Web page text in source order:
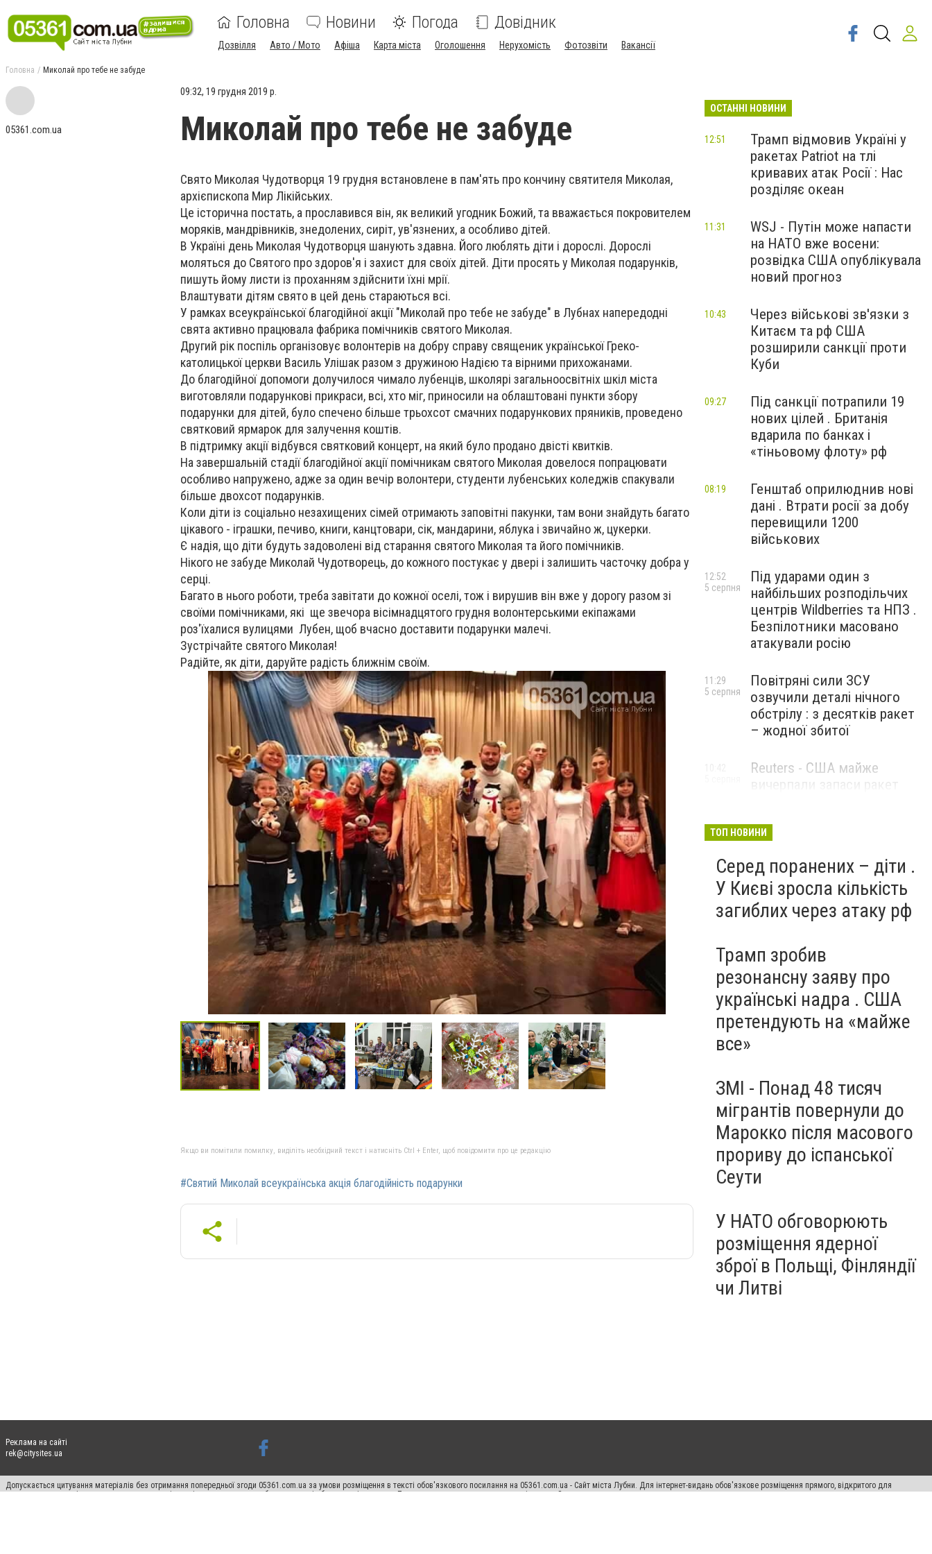
Головна Новини Погода Довідник
Дозвілля Авто / Мото Афіша Карта міста Оголошення Нерухомість Фотозвіти Вакансії
Головна Миколай про тебе не забуде
05361.com.ua
09:32, 19 грудня 2019 р.
Миколай про тебе не забуде
Свято Миколая Чудотворця 19 грудня встановлене в пам'ять про кончину святителя Миколая,
архієпископа Мир Лікійських.
Це історична постать, а прославився він, як великий угодник Божий, та вважається покровителем
моряків, мандрівників, знедолених, сиріт, ув'язнених, а особливо дітей.
В Україні день Миколая Чудотворця шанують здавна. Його люблять діти і дорослі. Дорослі
моляться до Святого про здоров'я і захист для своїх дітей. Діти просять у Миколая подарунків,
пишуть йому листи із проханням здійснити їхні мрії.
Влаштувати дітям свято в цей день стараються всі.
У рамках всеукраїнської благодійної акції "Миколай про тебе не забуде" в Лубнах напередодні
свята активно працювала фабрика помічників святого Миколая.
Другий рік поспіль організовує волонтерів на добру справу священик української Греко-
католицької церкви Василь Улішак разом з дружиною Надією та вірними прихожанами.
До благодійної допомоги долучилося чимало лубенців, школярі загальноосвітніх шкіл міста
виготовляли подарункові прикраси, всі, хто міг, приносили на облаштовані пункти збору
подарунки для дітей, було спечено більше трьохсот смачних подарункових пряників, проведено
святковий ярмарок для залучення коштів.
В підтримку акції відбувся святковий концерт, на який було продано двісті квитків.
На завершальній стадії благодійної акції помічникам святого Миколая довелося попрацювати
особливо напружено, адже за один вечір волонтери, студенти лубенських коледжів спакували
більше двохсот подарунків.
Коли діти із соціально незахищених сімей отримають заповітні пакунки, там вони знайдуть багато
цікавого - іграшки, печиво, книги, канцтовари, сік, мандарини, яблука і звичайно ж, цукерки.
Є надія, що діти будуть задоволені від старання святого Миколая та його помічників.
Нікого не забуде Миколай Чудотворець, до кожного постукає у двері і залишить часточку добра у
серці.
Багато в нього роботи, треба завітати до кожної оселі, тож і вирушив він вже у дорогу разом зі
своїми помічниками, які ще звечора вісімнадцятого грудня волонтерськими екіпажами
роз'їхалися вулицями Лубен, щоб вчасно доставити подарунки малечі.
Зустрічайте святого Миколая!
Радійте, як діти, даруйте радість ближнім своїм.
Якщо ви помітили помилку, виділіть необхідний текст і натисніть Ctrl + Enter, щоб повідомити про це редакцію
#Святий Миколай всеукраїнська акція благодійність подарунки
ОСТАННІ НОВИНИ
Трамп відмовив Україні у
ракетах Patriot на тлі
кривавих атак Росії : Нас
розділяє океан
12:51
WSJ - Путін може напасти
на НАТО вже восени:
розвідка США опублікувала
новий прогноз
11:31
Через військові зв'язки з
Китаєм та рф США
розширили санкції проти
Куби
10:43
Під санкції потрапили 19
нових цілей . Британія
вдарила по банках і
«тіньовому флоту» рф
09:27
Генштаб оприлюднив нові
дані . Втрати росії за добу
перевищили 1200
військових
08:19
Під ударами один з
найбільших розподільчих
центрів Wildberries та НПЗ .
Безпілотники масовано
атакували росію
12:52
5 серпня
Повітряні сили ЗСУ
озвучили деталі нічного
обстрілу : з десятків ракет
– жодної збитої
11:29
5 серпня
Reuters - США майже
ТОП НОВИНИ
Серед поранених – діти .
У Києві зросла кількість
загиблих через атаку рф
Трамп зробив
резонансну заяву про
українські надра . США
претендують на «майже
все»
ЗМІ - Понад 48 тисяч
мігрантів повернули до
Марокко після масового
прориву до іспанської
Сеути
У НАТО обговорюють
розміщення ядерної
зброї в Польщі, Фінляндії
чи Литві
Реклама на сайті
rek@citysites.ua
Допускається цитування матеріалів без отримання попередньої згоди 05361.com.ua за умови розміщення в тексті обов'язкового посилання на 05361.com.ua - Сайт міста Лубни. Для інтернет-видань обов'язкове розміщення прямого, відкритого для
пошукових систем гіперпосилання на цитовані статті не нижче другого абзацу в тексті або в якості джерела. Порушення виняткових прав переслідується Законом.